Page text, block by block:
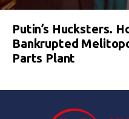
Putin’s Hucksters.
Bankrupted
Parts Plant